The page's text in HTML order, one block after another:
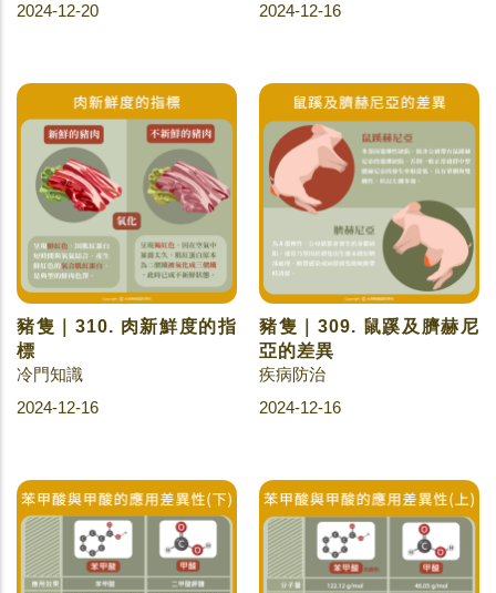
2024-12-20
2024-12-16
豬隻｜310. 肉新鮮度的指
標
冷門知識
2024-12-16
豬隻｜309. 鼠蹊及臍赫尼
亞的差異
疾病防治
2024-12-16